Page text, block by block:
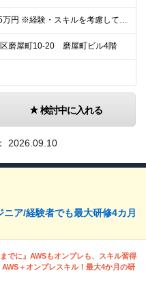
月給35万円～45万円 ※経験・スキルを考慮して決定します。 ※残業代は別途全額支給します。 まずはご経験をお聞かせください。
区磨屋町10-20 磨屋町ビル4階
検討中に入れる
2026.09.10
ア/経験者でも最大研修4カ月
までに』AWSもオンプレも、スキル習得
AWS＋オンプレスキル！最大4か月の研